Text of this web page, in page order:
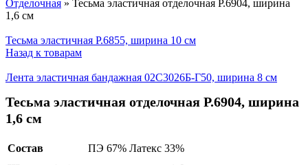
Отделочная » Тесьма эластичная отделочная Р.6904, ширина
1,6 см
Тесьма эластичная Р.6855, ширина 10 см
Назад к товарам
Лента эластичная бандажная 02С3026Б-Г50, ширина 8 см
Тесьма эластичная отделочная Р.6904, ширина
1,6 см
Состав
ПЭ 67% Латекс 33%